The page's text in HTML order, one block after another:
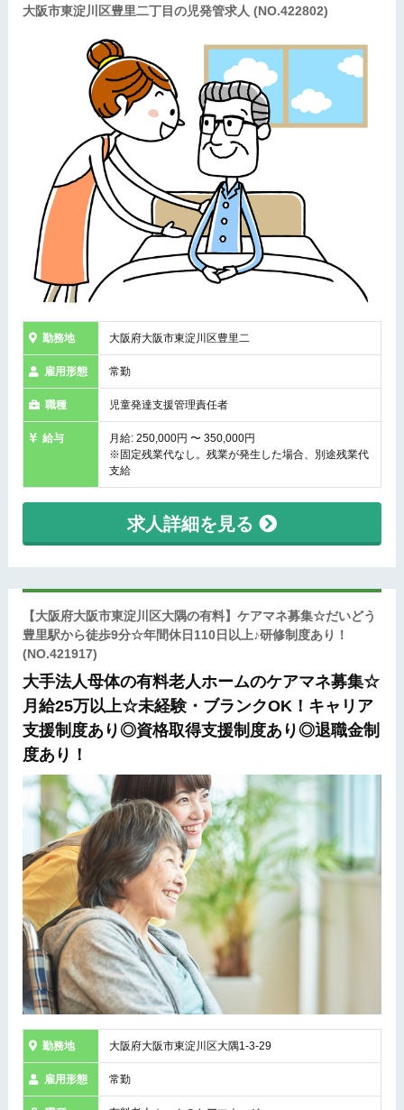
大阪市東淀川区豊里二丁目の児発管求人 (NO.422802)
勤務地 大阪府大阪市東淀川区豊里二
雇用形態 常勤
職種 児童発達支援管理責任者
給与
月給: 250,000円 〜 350,000円
※固定残業代なし。残業が発生した場合、別途残業代
支給
求人詳細を見る
【大阪府大阪市東淀川区大隅の有料】ケアマネ募集☆だいどう
豊里駅から徒歩9分☆年間休日110日以上♪研修制度あり！
(NO.421917)
大手法人母体の有料老人ホームのケアマネ募集☆
月給25万以上☆未経験・ブランクOK！キャリア
支援制度あり◎資格取得支援制度あり◎退職金制
度あり！
勤務地 大阪府大阪市東淀川区大隅1-3-29
雇用形態 常勤